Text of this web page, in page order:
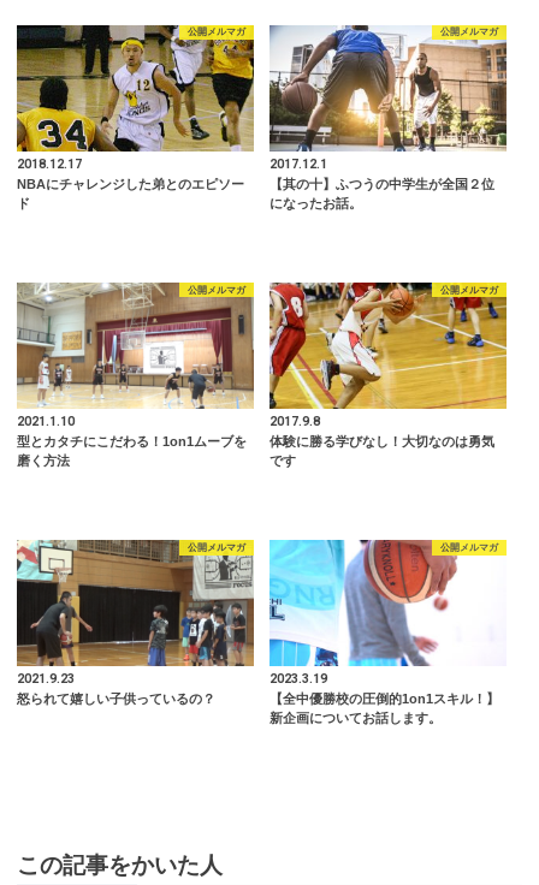
公開メルマガ
2018.12.17
NBAにチャレンジした弟とのエピソー
ド
公開メルマガ
2017.12.1
【其の十】ふつうの中学生が全国２位
になったお話。
公開メルマガ
2021.1.10
型とカタチにこだわる！1on1ムーブを
磨く方法
公開メルマガ
2017.9.8
体験に勝る学びなし！大切なのは勇気
です
公開メルマガ
2021.9.23
怒られて嬉しい子供っているの？
公開メルマガ
2023.3.19
【全中優勝校の圧倒的1on1スキル！】
新企画についてお話します。
この記事をかいた人